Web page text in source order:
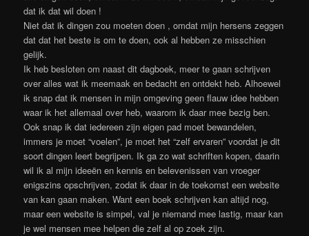
dat ik dat wil doen !
Niet dat ik dingen zou moeten doen , omdat mijn hersens zeggen
dat dat het beste is om te doen, ook al hebben ze misschien
gelijk.
Ik heb besloten om naast dit dagboek, meer te gaan schrijven
over alles wat ik meemaak en bedacht en ontdekt heb. Alhoewel
ik snap dat ik mensen in mijn omgeving geen flauw idee hebben
waar ik het allemaal over heb, waarom ik daar mee bezig ben.
Ook snap ik dat iedereen zijn eigen pad moet bewandelen,
immers je moet “voelen”, je moet het “zelf ervaren” voordat je dit
soort dingen leert begrijpen. Ik ga zo wat schriften kopen, daarin
wil ik al mijn ideeën en kennis en belevenissen van vroeger
enigszins opschrijven, zodat ik daar in de toekomst een website
van kan gaan maken. Want een boek schrijven kan altijd nog,
maar een website is simpel, val je niemand mee lastig, maar kan
je wel mensen mee helpen die zelf al op zoek zijn.